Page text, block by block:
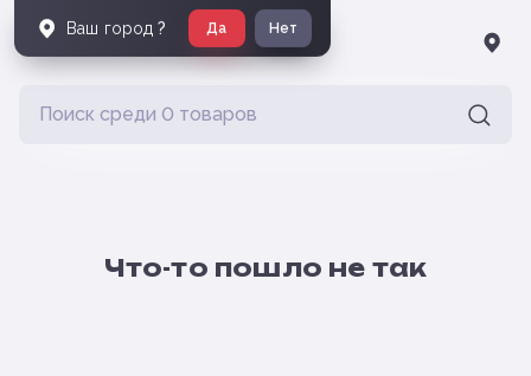
Что-то пошло не так
Ваш город ? Да Нет